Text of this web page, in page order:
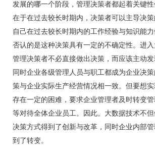
发展的哪一个阶段，管理决策者都起着关键
在于在过去较长时期内，决策者可以主导决
自己在过去较长时期内的工作经验与知识能
否认的是这种决策具有一定的不确定性。进入
管理决策者不必直接做出决策，而应该主动发
同时企业各级管理人员与职工都成为企业决
策与企业实际生产经营情况相一致。但要想
存在一定的困难，要求企业管理者及时转变
等对待全体企业员工。因此。大数据技术不
决策方式得到了创新与改革，同时企业内部
到了转变。